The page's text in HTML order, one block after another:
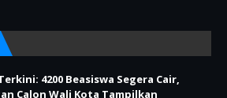
4200 Beasiswa Segera Cair,
Calon Wali Kota Tampilkan